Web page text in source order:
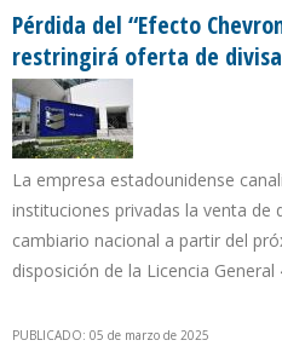
Pérdida del “Efecto
restringirá oferta de
La empresa estadounidense
instituciones privadas la venta de
cambiario nacional a partir del
disposición de la Licencia General
PUBLICADO: 05 de marzo de 2025